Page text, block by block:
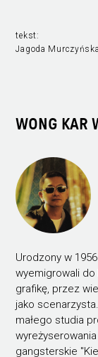
tekst:
Jagoda Murczyńska
WONG KAR
Urodzony w
wyemigrowali do
grafikę, przez
jako
małego studia
gangsterskie